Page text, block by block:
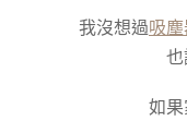
我沒想過吸
也
如